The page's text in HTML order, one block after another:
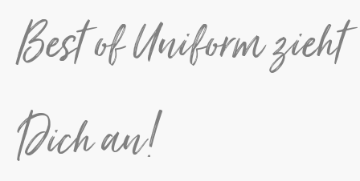
Best of Uniform zieht
Dich an!